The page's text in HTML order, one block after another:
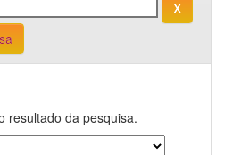
resultado da pesquisa.